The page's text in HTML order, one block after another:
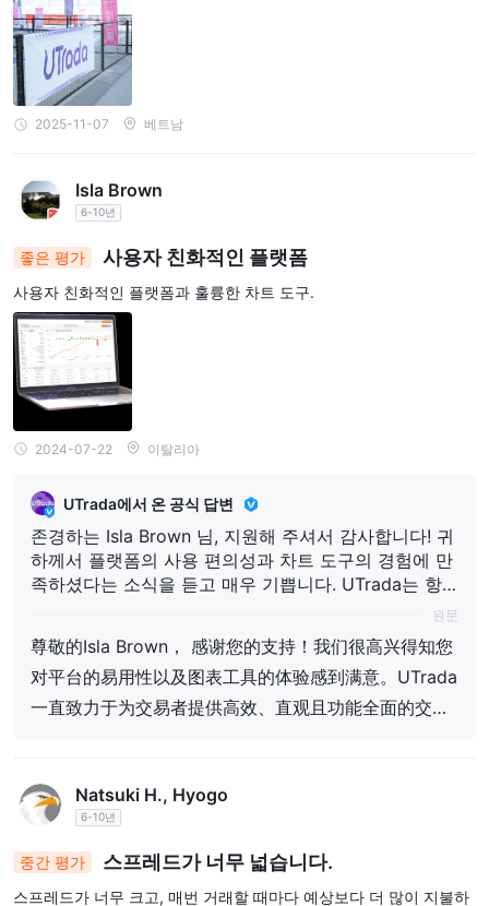
2025-11-07 베트남
Isla Brown
6-10년
좋은 평가 사용자 친화적인 플랫폼
사용자 친화적인 플랫폼과 훌륭한 차트 도구.
2024-07-22 이탈리아
UTrada에서 온 공식 답변
존경하는 Isla Brown 님, 지원해 주셔서 감사합니다! 귀
하께서 플랫폼의 사용 편의성과 차트 도구의 경험에 만
족하셨다는 소식을 듣고 매우 기쁩니다. UTrada는 항
상 트레이더들에게 효율적이고 직관적이며 기능이 풍
의 인정은 저희가 서비스를 지속적으로 최적화하고 개
선하는 원동력이 됩니다. UTrada에서 계속해서 원활한
거래 경험을 즐기시길 기대하겠습니다!
원문
尊敬的Isla Brown， 感谢您的支持！我们很高兴得知您
对平台的易用性以及图表工具的体验感到满意。UTrada
一直致力于为交易者提供高效、直观且功能全面的交易
Natsuki H., Hyogo
6-10년
중간 평가 스프레드가 너무 넓습니다.
스프레드가 너무 크고, 매번 거래할 때마다 예상보다 더 많이 지불하